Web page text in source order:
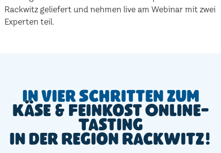
Rackwitz geliefert und nehmen live am Webinar mit zwei
Experten teil.
In vier Schritten zum
Käse & Feinkost Online-
Tasting
in der Region Rackwitz!